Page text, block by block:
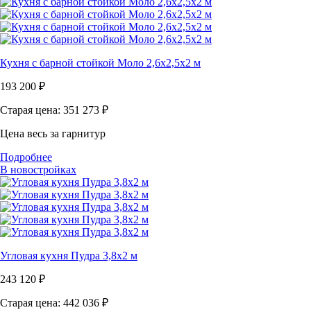
Кухня с барной стойкой Моло 2,6х2,5х2 м
193 200 ₽
Старая цена: 351 273 ₽
Цена весь за гарнитур
Подробнее
В новостройках
Угловая кухня Пудра 3,8х2 м
243 120 ₽
Старая цена: 442 036 ₽